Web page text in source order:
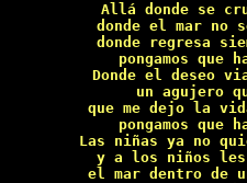
Allá donde se
donde el mar no
donde regresa
pongamos que
Donde el deseo
un agujero
que me dejo la
pongamos que
Las niñas ya no
y a los niños
el mar dentro de